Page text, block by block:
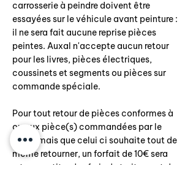
carrosserie à peindre doivent être
essayées sur le véhicule avant peinture :
il ne sera fait aucune reprise pièces
peintes. Auxal n'accepte aucun retour
pour les livres, pièces électriques,
coussinets et segments ou pièces sur
commande spéciale.
Pour tout retour de pièces conformes à
ou aux pièce(s) commandées par le
client mais que celui ci souhaite tout de
même retourner, un forfait de 10€ sera
retenu au titre des frais de traitement du